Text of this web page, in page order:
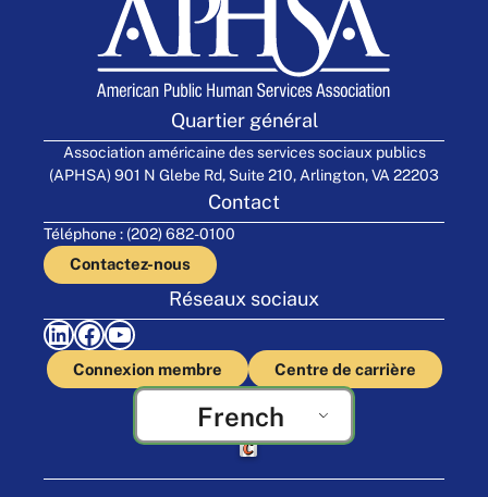
Quartier général
Association américaine des services sociaux publics
(APHSA) 901 N Glebe Rd, Suite 210, Arlington, VA 22203
Contact
Téléphone : (202) 682-0100
Contactez-nous
Réseaux sociaux
LinkedIn Facebook YouTube
Connexion membre Centre de carrière
French
Fabriqué par Cornershop Creative